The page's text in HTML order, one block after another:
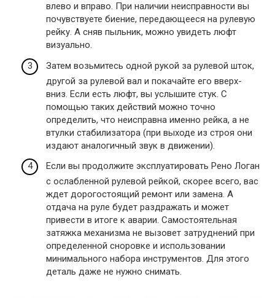
влево и вправо. При наличии неисправности вы
почувствуете биение, передающееся на рулевую
рейку. А сняв пыльник, можно увидеть люфт
визуально.
Затем возьмитесь одной рукой за рулевой шток,
другой за рулевой вал и покачайте его вверх-
вниз. Если есть люфт, вы услышите стук. С
помощью таких действий можно точно
определить, что неисправна именно рейка, а не
втулки стабилизатора (при выходе из строя они
издают аналогичный звук в движении).
Если вы продолжите эксплуатировать Рено Логан
с ослабленной рулевой рейкой, скорее всего, вас
ждет дорогостоящий ремонт или замена. А
отдача на руле будет раздражать и может
привести в итоге к аварии. Самостоятельная
затяжка механизма не вызовет затруднений при
определенной сноровке и использовании
минимального набора инструментов. Для этого
деталь даже не нужно снимать.